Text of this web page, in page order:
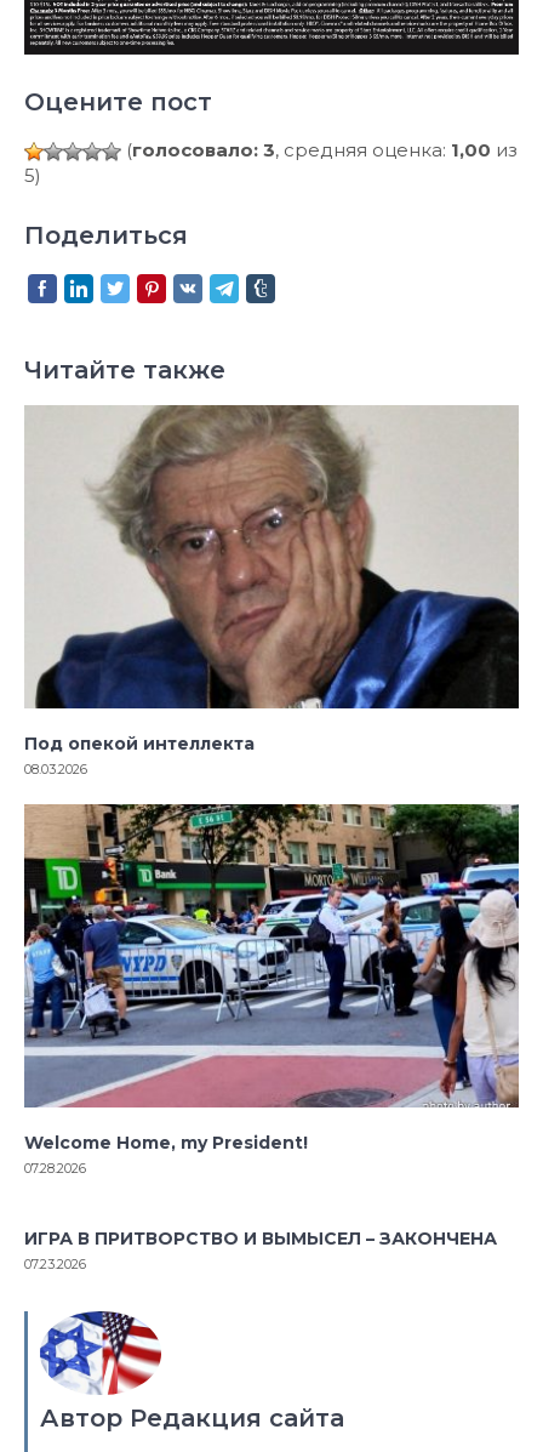
Оцените пост
(голосовало: 3, средняя оценка: 1,00 из
5)
Поделиться
Читайте также
Под опекой интеллекта
08.03.2026
Welcome Home, my President!
07.28.2026
ИГРА В ПРИТВОРСТВО И ВЫМЫСЕЛ – ЗАКОНЧЕНА
07.23.2026
Автор Редакция сайта